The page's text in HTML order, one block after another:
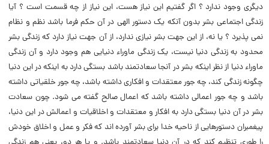
دیگرى وجود ندارد ؟ اگر گفتیم این نیاز هست، این نیاز از چه قسمت است ؟ آیا
زندگى اجتماعى بشر بدون آنکه یک دستور الهى در آن حکم فرما باشد نظم و نظام
نمى پذیرد ؟ یا نه، از این جهت بشر نیازى ندارد، از آن جهت نیاز دارد که زندگى بشر
محدود به زندگى دنیا نیست، یک زندگى ماوراء دنیایى هم وجود دارد و آن زندگى
ماوراء دنیا از نظر اینکه بشر در آنجا سعادتمند باشد بستگى دارد به اینکه در این دنیا
چگونه زندگى کند، چه جور معتقدات و افکارى داشته باشد، چه جور خلقیاتى داشته
باشد و چه جور اعمالى داشته باشد که اعمال صالح گفته مى شود. چون سعادت
بشر در آن دنیا بستگى دارد به افکار و معتقدات و اخلاقیات و اعمالش در این دنیا،
پیغمبران دستورهایى از ناحیه خدا براى بشر آورده اند که فکر و عمل و اخلاق خودش